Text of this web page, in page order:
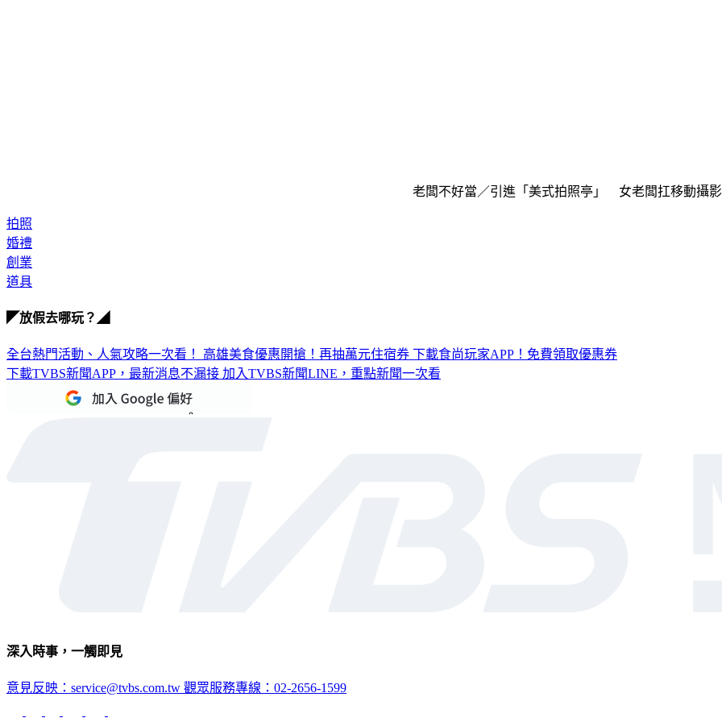
老闆不好當／引進「美式拍照亭」 女老闆扛移動攝
拍照
婚禮
創業
道具
◤放假去哪玩？◢
全台熱門活動、人氣攻略一次看！ 高雄美食優惠開搶！再抽萬元住宿券 下載食尚玩家APP！免費領取優惠券
下載TVBS新聞APP，最新消息不漏接 加入TVBS新聞LINE，重點新聞一次看
深入時事，一觸即見
意見反映：service@tvbs.com.tw 觀眾服務專線：02-2656-1599